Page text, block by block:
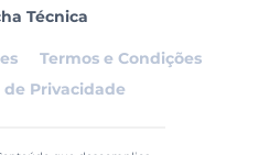
Técnica
Termos e Condições
de Privacidade